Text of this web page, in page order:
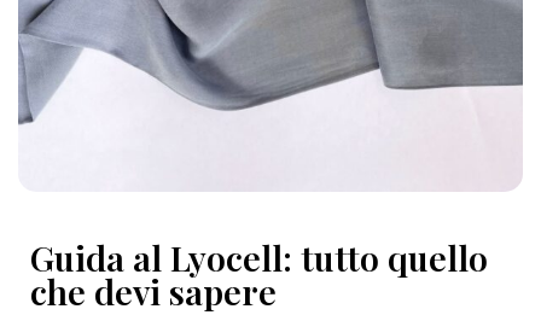
Guida al Lyocell: tutto quello
che devi sapere